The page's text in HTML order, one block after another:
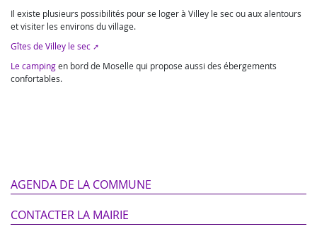
Il existe plusieurs possibilités pour se loger à Villey le sec ou aux alentours
et visiter les environs du village.
Gîtes de Villey le sec
Le campingen bord de Moselle qui propose aussi des ébergements
confortables.
AGENDA DE LA COMMUNE
CONTACTER LA MAIRIE